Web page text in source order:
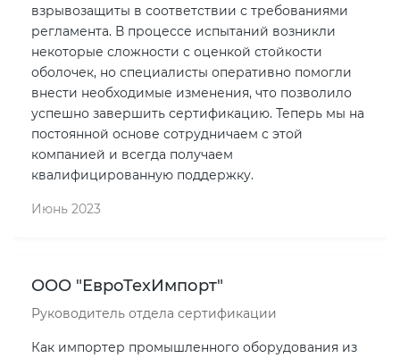
взрывозащиты в соответствии с требованиями
регламента. В процессе испытаний возникли
некоторые сложности с оценкой стойкости
оболочек, но специалисты оперативно помогли
внести необходимые изменения, что позволило
успешно завершить сертификацию. Теперь мы на
постоянной основе сотрудничаем с этой
компанией и всегда получаем
квалифицированную поддержку.
Июнь 2023
ООО "ЕвроТехИмпорт"
Руководитель отдела сертификации
Как импортер промышленного оборудования из